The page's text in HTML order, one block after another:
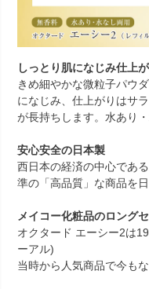
しっとり肌になじみ仕上
きめ細やかな微粒子パウ
になじみ、仕上がりはサ
が長持ちします。水あり
安心安全の日本製
西日本の経済の中心であ
準の「高品質」な商品を
メイコー化粧品のロング
オクタード エーシー2は
ーアル)
当時から人気商品で今も